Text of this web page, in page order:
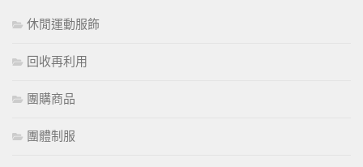
休閒運動服飾
回收再利用
團購商品
團體制服